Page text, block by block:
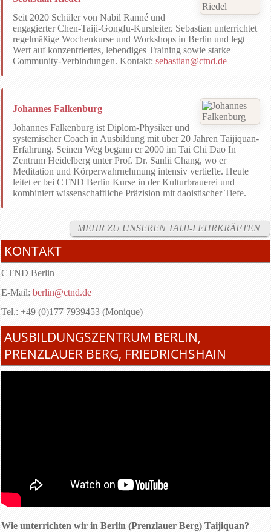
Seit 2020 Schüler von Nabil Ranné und
engagierter Chen-Taiji-Gongfu-Kursleiter. Sebastian unterrichtet
regelmäßige Wochenkurse und Workshops in Berlin und legt
Wert auf konzentriertes, lebendiges Training sowie starke
Community-Verbindungen. Kontakt: sebastian@ctnd.de
Johannes Falkenburg
Johannes Falkenburg ist Diplom-Physiker und
systemischer Coach in Ausbildung mit über 20 Jahren Taijiquan-
Erfahrung. Seinen Weg begann er 2000 im Tai Chi Dao In
Zentrum Heidelberg unter Prof. Dr. Sanlii Chang, wo er
Meditation und Körperwahrnehmung intensiv vertiefte. Heute
leitet er bei CTND Berlin Kurse in der Kulturbrauerei und
kombiniert wissenschaftliche Präzision mit daoistischer Tiefe.
MEHR ZU UNSEREN TAIJI-LEHRKRÄFTEN
KONTAKT
CTND Berlin
E-Mail: berlin@ctnd.de
Tel.: +49 (0)177 7939453 (Monique)
AUSBILDUNGSZENTRUM BERLIN,
PRENZLAUER BERG, FRIEDRICHSHAIN
Wie unterrichten wir in Berlin (Prenzlauer Berg) Taijiquan?